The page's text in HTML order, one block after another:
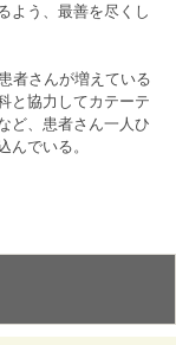
よう、最善を尽くし
者さんが増えている
と協力してカテーテ
ど、患者さん一人ひ
んでいる。